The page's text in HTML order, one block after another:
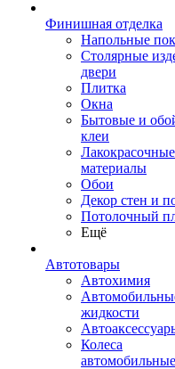
Финишная отделка
Напольные
Столярные
двери
Плитка
Окна
Бытовые и
клеи
Лакокрасочные
материалы
Обои
Декор стен и
Потолочный
Ещё
Автотовары
Автохимия
жидкости
Колеса
автомобильные